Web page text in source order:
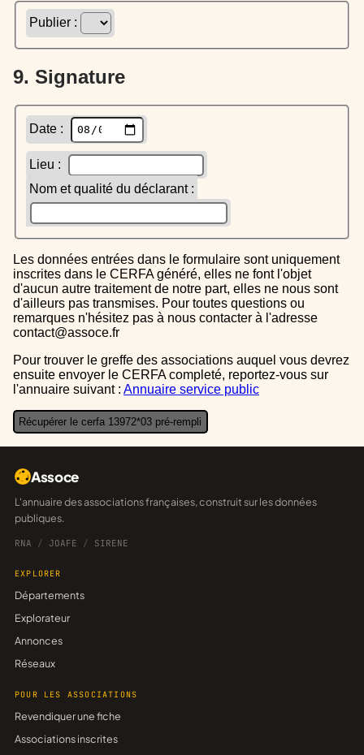
Publier :
9. Signature
Date :
Lieu :
Nom et qualité du déclarant :
Les données entrées dans le formulaire sont uniquement
inscrites dans le CERFA généré, elles ne font l'objet
d'aucun autre traitement de notre part, elles ne nous sont
d'ailleurs pas transmises. Pour toutes questions ou
remarques n'hésitez pas à nous contacter à l'adresse
contact@assoce.fr
Pour trouver le greffe des associations auquel vous devrez
ensuite envoyer le CERFA completé, reportez-vous sur
l'annuaire suivant : Annuaire service public
Récupérer le cerfa 13972*03 pré-rempli
Assoce
L'annuaire des associations françaises, construit sur les données
publiques.
RNA / JOAFE / SIRENE
EXPLORER
Départements
Explorateur
Annonces
Réseaux
POUR LES ASSOCIATIONS
Revendiquer une fiche
Associations inscrites